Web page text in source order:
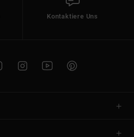
Kontaktiere Uns